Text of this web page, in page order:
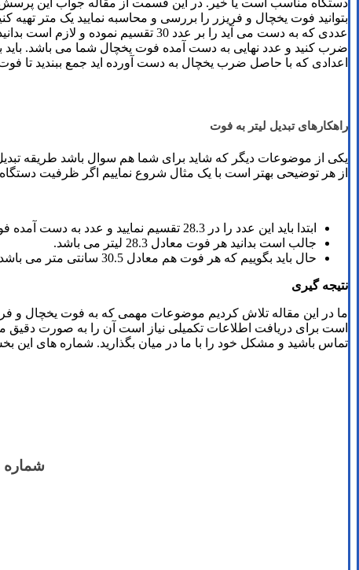
دستگاه مناسب است یا خیر. در این قسمت از مقاله جواب این پرسش
بتوانید فوت یخچال و فریزر را بررسی و محاسبه نمایید یک متر تهیه
ضرب کنید و عدد نهایی به دست آمده فوت یخچال شما می باشد. باید
اعدادی که با حاصل ضرب یخچال به دست آورده اید جمع ببندید تا
راهکارهای تبدیل لیتر به فوت
یکی از موضوعات دیگر که شاید برای شما هم سوال باشد طریقه
از هر توضیحی بهتر است با یک مثال شروع نماییم اگر ظرفیت دستگاه شما 489 لیتر است چگونه آن را تبدیل به
ابتدا باید این عدد را در 28.3 تقسیم نمایید و عدد به دست آمده فوت دستگاه شما هست.
جالب است بدانید هر فوت معادل 28.3 لیتر می باشد.
حال باید بگوییم که هر فوت هم معادل 30.5 سانتی متر می باشد.
نتیجه گیری
ما در این مقاله تلاش کردیم موضوعات مهمی که به فوت یخچال و
است برای دریافت اطلاعات تکمیلی نیاز است آن را به صورت دقیق
تماس باشید و مشکل خود را با ما در میان بگذارید. شماره های این
شماره